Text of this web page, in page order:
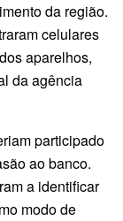
da região.
celulares
aparelhos,
da agência
participado
ao banco.
a identificar
modo de